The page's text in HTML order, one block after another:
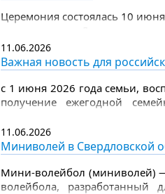
Церемония состоялась 10
празднованию Дня
заместитель Губернатора
области Татьяна Савинова.
11.06.2026
Важная новость для
с 1 июня 2026 года семьи,
получение ежегодной
11.06.2026
Миниволей в Свердловской
Мини-волейбол (миниволей)
волейбола,